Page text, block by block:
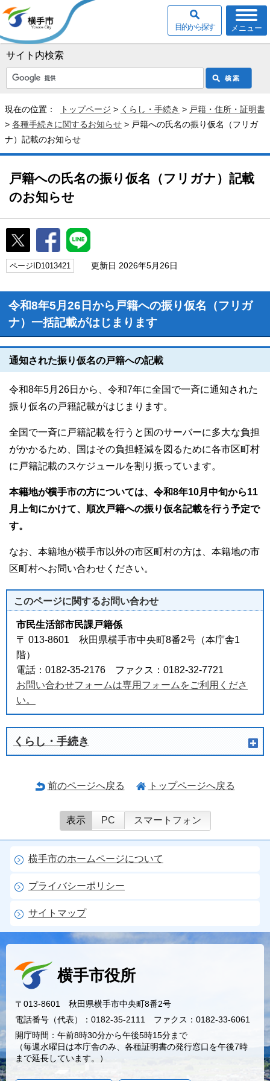
サイト内検索
メニュー
目的から探す
現在の位置： トップページ > くらし・手続き > 戸籍・住所・証明書
> 各種手続きに関するお知らせ > 戸籍への氏名の振り仮名（フリガ
ナ）記載のお知らせ
戸籍への氏名の振り仮名（フリガナ）記載
のお知らせ
ページID1013421 更新日 2026年5月26日
令和8年5月26日から戸籍への振り仮名（フリガ
ナ）一括記載がはじまります
通知された振り仮名の戸籍への記載
令和8年5月26日から、令和7年に全国で一斉に通知された
振り仮名の戸籍記載がはじまります。
全国で一斉に戸籍記載を行うと国のサーバーに多大な負担
がかかるため、国はその負担軽減を図るために各市区町村
に戸籍記載のスケジュールを割り振っています。
本籍地が横手市の方については、令和8年10月中旬から11
月上旬にかけて、順次戸籍への振り仮名記載を行う予定で
す。
なお、本籍地が横手市以外の市区町村の方は、本籍地の市
区町村へお問い合わせください。
このページに関するお問い合わせ
市民生活部市民課戸籍係
〒 013-8601 秋田県横手市中央町8番2号（本庁舎1
階）
電話：0182-35-2176 ファクス：0182-32-7721
お問い合わせフォームは専用フォームをご利用くださ
い。
くらし・手続き
前のページへ戻る トップページへ戻る
表示 PC スマートフォン
横手市のホームページについて
プライバシーポリシー
サイトマップ
横手市役所
〒013-8601 秋田県横手市中央町8番2号
電話番号（代表）：0182-35-2111 ファクス：0182-33-6061
開庁時間：午前8時30分から午後5時15分まで
（毎週水曜日は本庁舎のみ、各種証明書の発行窓口を午後7時
まで延長しています。）